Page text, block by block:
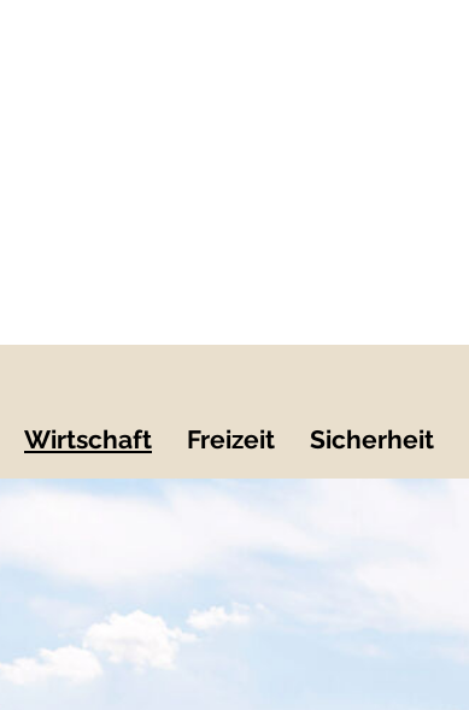
Wirtschaft Freizeit Sicherheit